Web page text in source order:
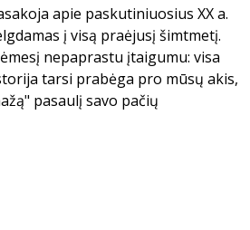
apie paskutiniuosius XX a.
į visą praėjusį šimtmetį.
nepaprastu įtaigumu: visa
tarsi prabėga pro mūsų akis,
pasaulį savo pačių